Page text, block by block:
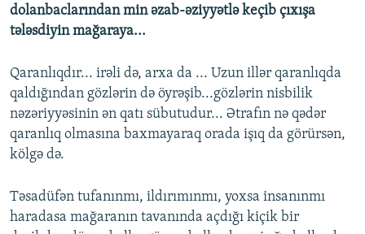
dolanbaclarından min əzab-əziyyətlə keçib çıxışa
tələsdiyin mağaraya...
Qaranlıqdır... irəli də, arxa da ... Uzun illər qaranlıqda
qaldığından gözlərin də öyrəşib...gözlərin nisbilik
nəzəriyyəsinin ən qatı sübutudur... Ətrafın nə qədər
qaranlıq olmasına baxmayaraq orada işıq da görürsən,
kölgə də.
Təsadüfən tufanınmı, ildırımınmı, yoxsa insanınmı
haradasa mağaranın tavanında açdığı kiçik bir